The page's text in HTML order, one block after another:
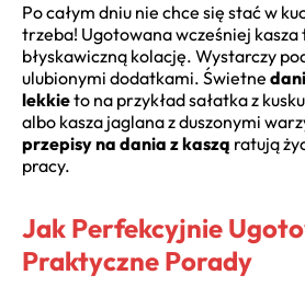
Po całym dniu nie chce się stać w
trzeba! Ugotowana wcześniej kasza
błyskawiczną kolację. Wystarczy
ulubionymi dodatkami. Świetne
lekkieto na przykład sałatka z
albo kasza jaglana z duszonymi
przepisy na dania z kaszą ratują
pracy.
Jak Perfekcyjnie
Praktyczne Porady